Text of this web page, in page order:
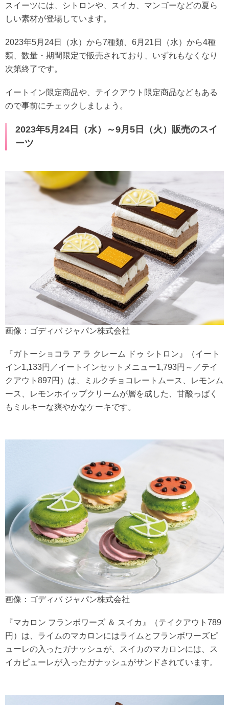
スイーツには、シトロンや、スイカ、マンゴーなどの夏ら
しい素材が登場しています。
2023年5月24日（水）から7種類、6月21日（水）から4種
類、数量・期間限定で販売されており、いずれもなくなり
次第終了です。
イートイン限定商品や、テイクアウト限定商品などもある
ので事前にチェックしましょう。
2023年5月24日（水）～9月5日（火）販売のスイ
ーツ
画像：ゴディバ ジャパン株式会社
『ガトーショコラ ア ラ クレーム ドゥ シトロン』（イート
イン1,133円／イートインセットメニュー1,793円～／テイ
クアウト897円）は、ミルクチョコレートムース、レモンム
ース、レモンホイップクリームが層を成した、甘酸っぱく
もミルキーな爽やかなケーキです。
画像：ゴディバ ジャパン株式会社
『マカロン フランボワーズ ＆ スイカ』（テイクアウト789
円）は、ライムのマカロンにはライムとフランボワーズピ
ューレの入ったガナッシュが、スイカのマカロンには、ス
イカピューレが入ったガナッシュがサンドされています。